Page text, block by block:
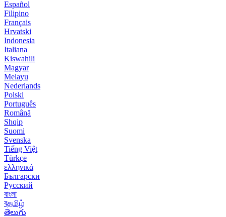
Español
Filipino
Français
Hrvatski
Indonesia
Italiana
Kiswahili
Magyar
Melayu
Nederlands
Polski
Português
Română
Shqip
Suomi
Svenska
Tiếng Việt
Türkçe
ελληνικά
Български
Русский
বাংলা
বதமிழ்
తెలుగు